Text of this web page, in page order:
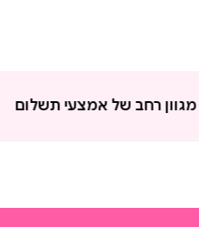
מגוון רחב של אמצעי תשלום